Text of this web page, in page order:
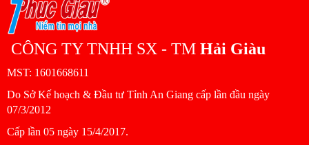
CÔNG TY TNHH SX - TM Hải Giàu
MST: 1601668611
Do Sở Kế hoạch & Đầu tư Tỉnh An Giang cấp lần đầu ngày
07/3/2012
Cấp lần 05 ngày 15/4/2017.